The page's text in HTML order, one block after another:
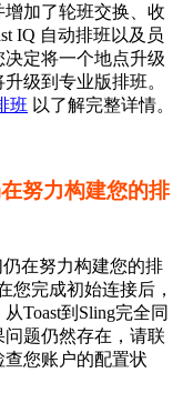
加了轮班交换、收
IQ 自动排班以及员
定将一个地点升级
级到专业版排班。
班 以了解完整详情。
努力构建您的排
仍在努力构建您的排
您完成初始连接后，
Toast到Sling完全同
题仍然存在，请联
您账户的配置状